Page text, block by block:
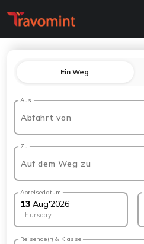
Ein Weg
Aus
Abfahrt von
Zu
Auf dem Weg zu
Abreisedatum
13 Aug'2026
Thursday
Reisende(r) & Klasse